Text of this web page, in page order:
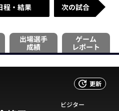
程・結果 次の試合
出場選手
成績
ゲーム
レポート
更新
ビジター